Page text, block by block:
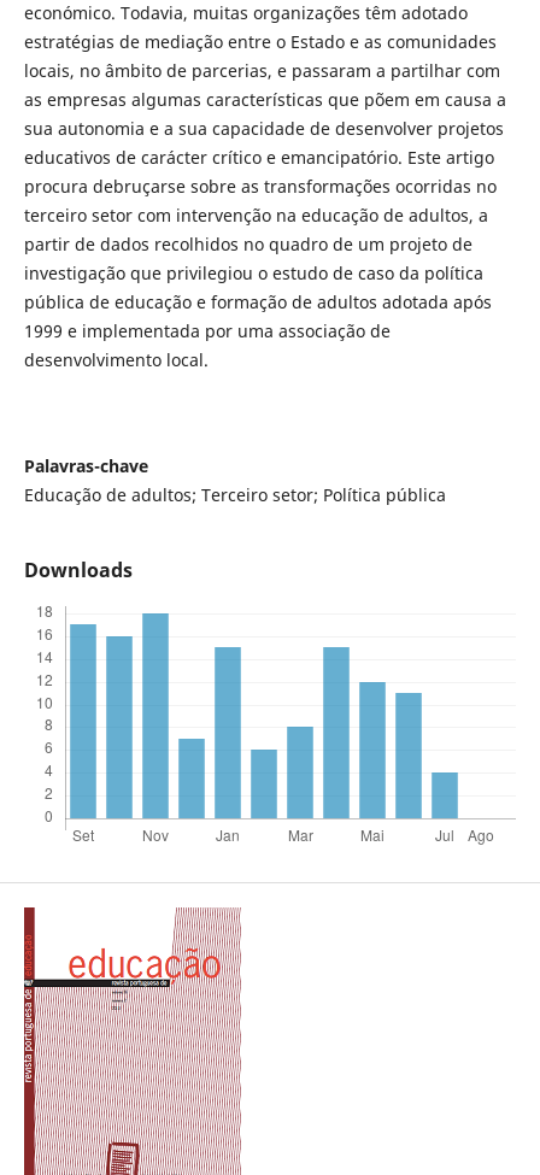
económico. Todavia, muitas organizações têm adotado
estratégias de mediação entre o Estado e as comunidades
locais, no âmbito de parcerias, e passaram a partilhar com
as empresas algumas características que põem em causa a
sua autonomia e a sua capacidade de desenvolver projetos
educativos de carácter crítico e emancipatório. Este artigo
procura debruçarse sobre as transformações ocorridas no
terceiro setor com intervenção na educação de adultos, a
partir de dados recolhidos no quadro de um projeto de
investigação que privilegiou o estudo de caso da política
pública de educação e formação de adultos adotada após
1999 e implementada por uma associação de
desenvolvimento local.
Palavras-chave
Educação de adultos; Terceiro setor; Política pública
Downloads